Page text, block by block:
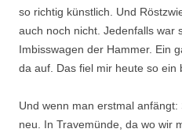
so richtig künstlich. Und
auch noch nicht. Jedenfalls war
Imbisswagen der Hammer. Ein
da auf. Das fiel mir heute so ein
Und wenn man erstmal
neu. In Travemünde, da wo wir